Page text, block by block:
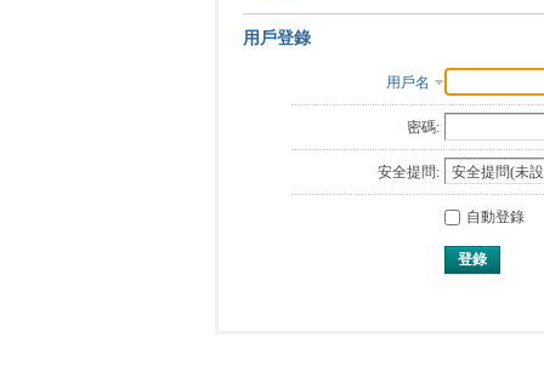
用戶登錄
用戶名
密碼:
安全提問:
自動登錄
登錄